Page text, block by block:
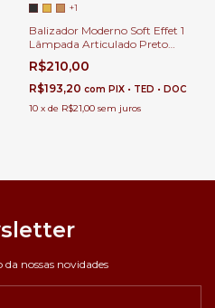
+1
Balizador Moderno Soft Effet 1
Lâmpada Articulado Preto
Para Jardim, Passarela,
Corredor, Escada e Área
Externa
R$210,00
R$193,20 com PIX • TED • DOC
10 x de R$21,00 sem juros
nossas novidades